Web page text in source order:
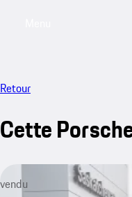
Retour
Cette
vendu